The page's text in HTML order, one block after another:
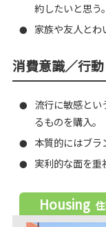
約したいと思う。
● 家族や友人とわ
消費意識／行動
●
流行に敏感とい
るものを購入。
● 本質的にはブラ
● 実利的な面を重
Housing